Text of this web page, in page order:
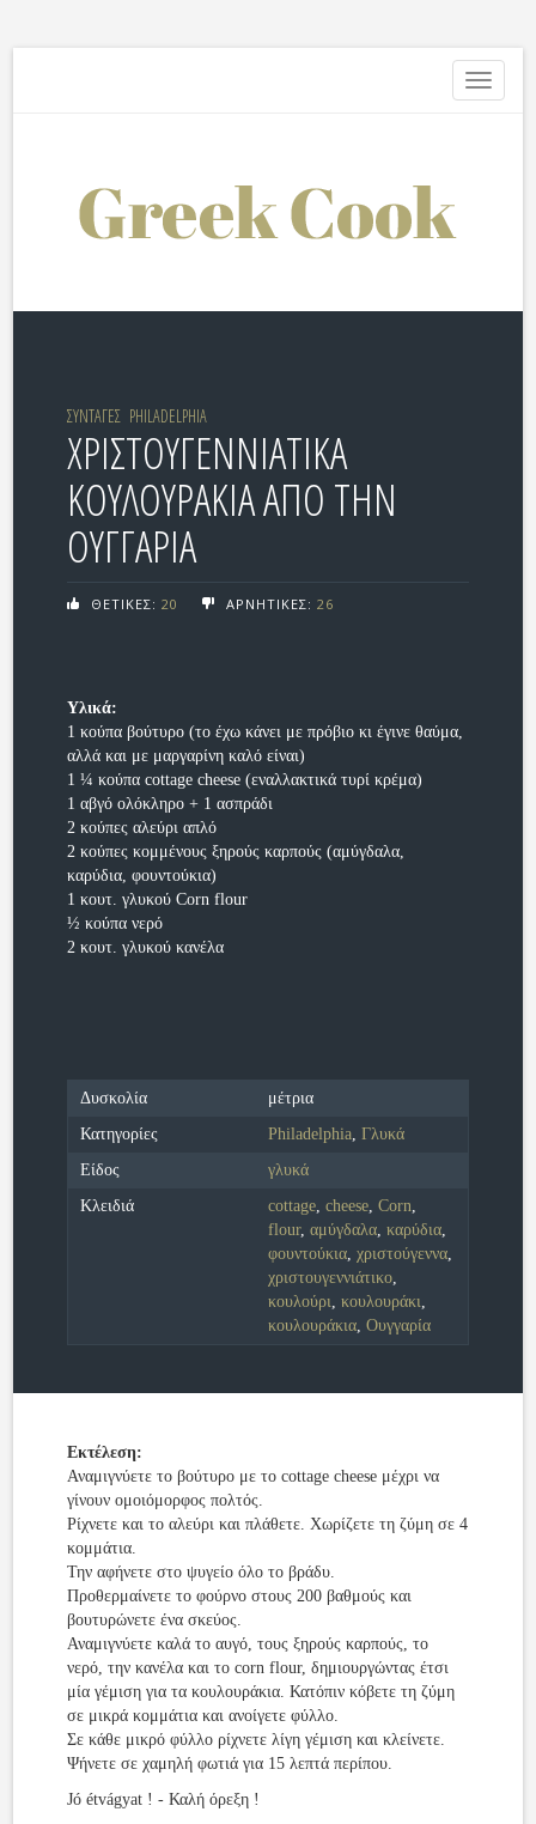
Toggle
ΣΥΝΤΑΓΕΣ PHILADELPHIA
ΧΡΙΣΤΟΥΓΕΝΝΙΑΤΙΚΑ
ΚΟΥΛΟΥΡΑΚΙΑ ΑΠΟ ΤΗΝ
ΟΥΓΓΑΡΙΑ
ΘΕΤΙΚΕΣ: 20 ΑΡΝΗΤΙΚΕΣ: 26
Υλικά:
1 κούπα βούτυρο (το έχω κάνει με πρόβιο κι έγινε θαύμα,
αλλά και με μαργαρίνη καλό είναι)
1 ¼ κούπα cottage cheese (εναλλακτικά τυρί κρέμα)
1 αβγό ολόκληρο + 1 ασπράδι
2 κούπες αλεύρι απλό
2 κούπες κομμένους ξηρούς καρπούς (αμύγδαλα,
καρύδια, φουντούκια)
1 κουτ. γλυκού Corn flour
½ κούπα νερό
2 κουτ. γλυκού κανέλα
Δυσκολία
μέτρια
Κατηγορίες
Philadelphia, Γλυκά
Είδος
γλυκά
Κλειδιά
cottage, cheese, Corn,
flour, αμύγδαλα, καρύδια,
φουντούκια, χριστούγεννα,
χριστουγεννιάτικο,
κουλούρι, κουλουράκι,
κουλουράκια, Ουγγαρία
Εκτέλεση:
Αναμιγνύετε το βούτυρο με το cottage cheese μέχρι να
γίνουν ομοιόμορφος πολτός.
Ρίχνετε και το αλεύρι και πλάθετε. Χωρίζετε τη ζύμη σε 4
κομμάτια.
Την αφήνετε στο ψυγείο όλο το βράδυ.
Προθερμαίνετε το φούρνο στους 200 βαθμούς και
βουτυρώνετε ένα σκεύος.
Αναμιγνύετε καλά το αυγό, τους ξηρούς καρπούς, το
νερό, την κανέλα και το corn flour, δημιουργώντας έτσι
μία γέμιση για τα κουλουράκια. Κατόπιν κόβετε τη ζύμη
σε μικρά κομμάτια και ανοίγετε φύλλο.
Σε κάθε μικρό φύλλο ρίχνετε λίγη γέμιση και κλείνετε.
Ψήνετε σε χαμηλή φωτιά για 15 λεπτά περίπου.
Jó étvágyat ! - Καλή όρεξη !